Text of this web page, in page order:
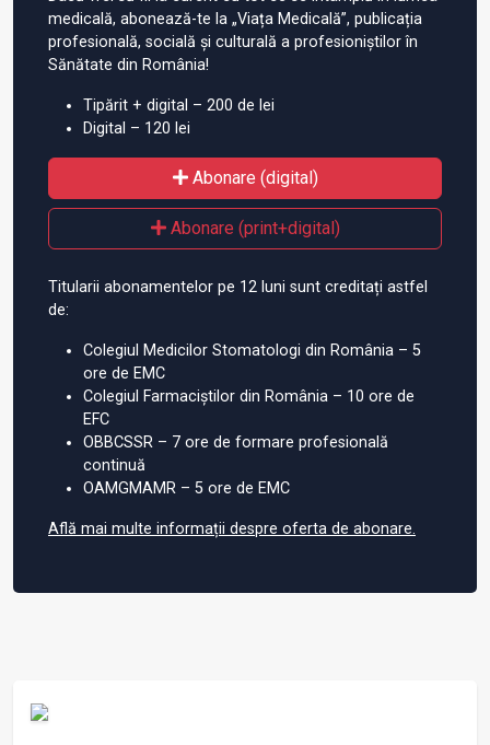
medicală, abonează-te la „Viața Medicală”, publicația
profesională, socială și culturală a profesioniștilor în
Sănătate din România!
Tipărit + digital – 200 de lei
Digital – 120 lei
Abonare (digital)
Abonare (print+digital)
Titularii abonamentelor pe 12 luni sunt creditați astfel
de:
Colegiul Medicilor Stomatologi din România – 5
ore de EMC
Colegiul Farmaciștilor din România – 10 ore de
EFC
OBBCSSR – 7 ore de formare profesională
continuă
OAMGMAMR – 5 ore de EMC
Află mai multe informații despre oferta de abonare.